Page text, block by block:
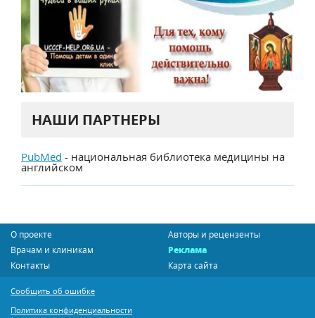
НАШИ ПАРТНЕРЫ
PubMed - национальная библиотека медицины на
английском
О проекте
Авторы и рецензенты
Врачам и клиникам
Реклама
Контакты
Карта сайта
Сообщить об ошибке
Политика конфиденциальности